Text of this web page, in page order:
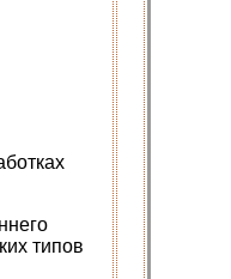
типов